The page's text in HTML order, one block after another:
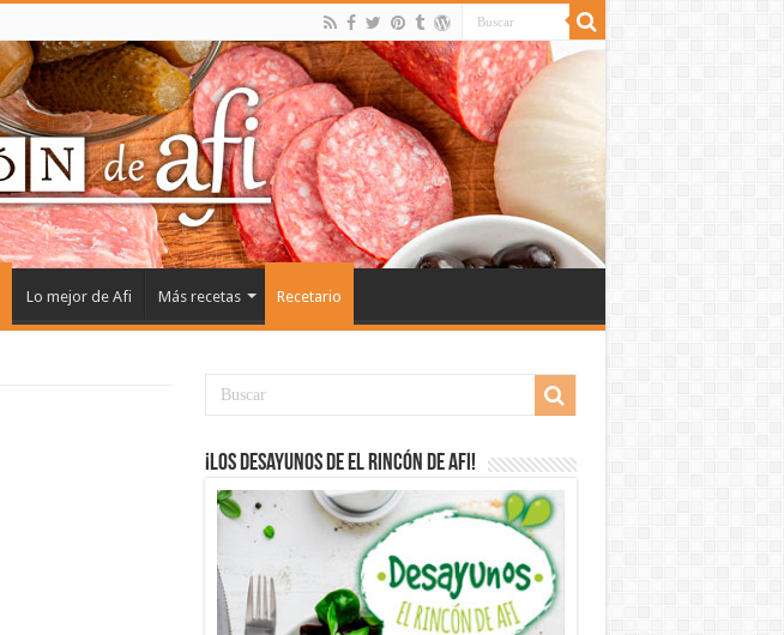
Lo mejor de Afi Más recetas Recetario
¡Los desayunos de El Rincón de Afi!